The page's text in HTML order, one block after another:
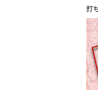
打